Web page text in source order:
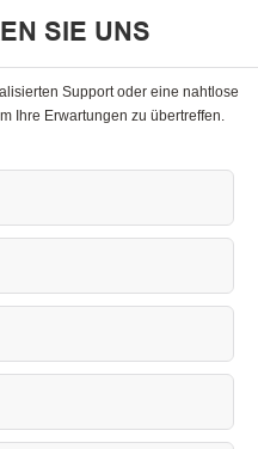
SIE UNS
Support oder eine nahtlose
Ihre Erwartungen zu übertreffen.